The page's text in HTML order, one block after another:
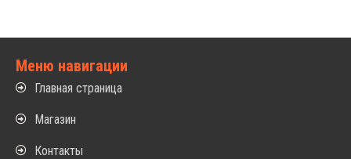
Меню навигации
Главная страница
Магазин
Контакты